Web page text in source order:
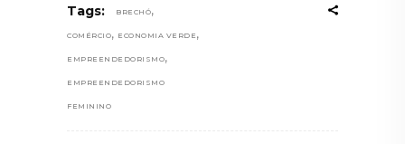
Tags: BRECHÓ,
COMÉRCIO, ECONOMIA VERDE ,
EMPREENDEDORISMO,
EMPREENDEDORISMO
FEMININO